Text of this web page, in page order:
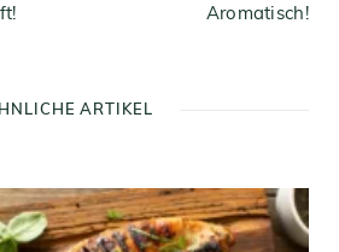
Aromatisch!
ARTIKEL